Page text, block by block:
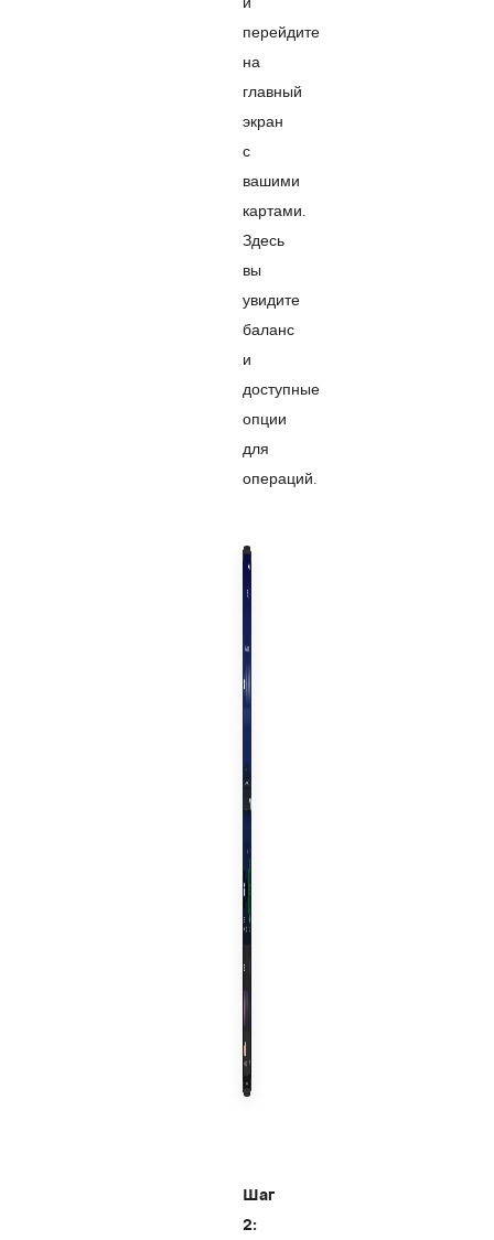
перейдите
на
главный
экран
с
вашими
картами.
Здесь
вы
увидите
баланс
и
доступные
опции
для
операций.
Шаг
2: